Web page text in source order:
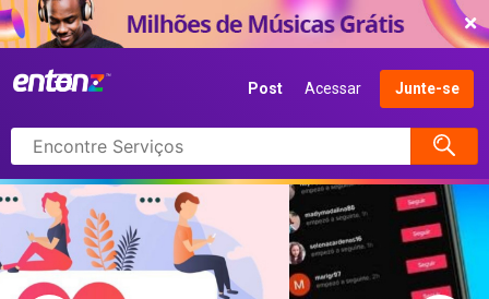
COMEÇAR AGORA
Pesquisar
itens
Post Acessar Junte-se